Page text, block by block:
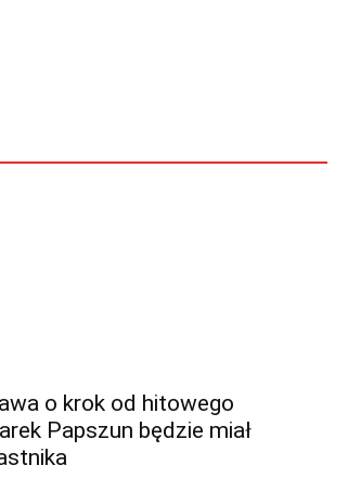
o krok od hitowego
Papszun będzie miał